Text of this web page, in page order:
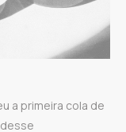
a primeira cola de